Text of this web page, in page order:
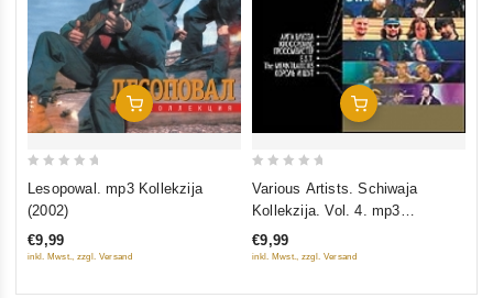
In Den Warenkorb
5
Lesopowal. mp3 Kollekzija
(2002)
€9,99
inkl. Mwst., zzgl. Versand
In Den Warenkorb
5
Various Artists. Schiwaja
Kollekzija. Vol. 4. mp3
Collection
€9,99
inkl. Mwst., zzgl. Versand